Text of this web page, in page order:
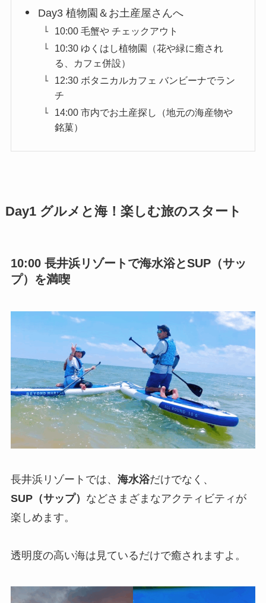
Day3 植物園＆お土産屋さんへ
10:00 毛蟹や チェックアウト
10:30 ゆくはし植物園（花や緑に癒され
る、カフェ併設）
12:30 ボタニカルカフェ バンビーナでラン
チ
14:00 市内でお土産探し（地元の海産物や
銘菓）
Day1 グルメと海！楽しむ旅のスタート
10:00 長井浜リゾートで海水浴とSUP（サッ
プ）を満喫
長井浜リゾートでは、 海水浴だけでなく、
SUP（サップ） などさまざまなアクティビティが
楽しめます。
透明度の高い海は見ているだけで癒されますよ。